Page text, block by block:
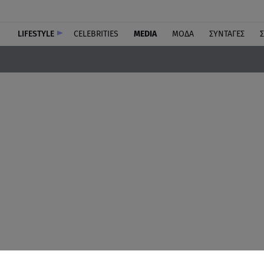
LIFESTYLE CELEBRITIES MEDIA ΜΟΔΑ ΣΥΝΤΑΓΕΣ